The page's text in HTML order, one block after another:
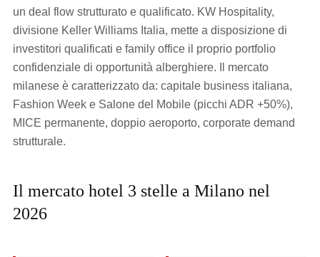
un deal flow strutturato e qualificato. KW Hospitality,
divisione Keller Williams Italia, mette a disposizione di
investitori qualificati e family office il proprio portfolio
confidenziale di opportunità alberghiere. Il mercato
milanese è caratterizzato da: capitale business italiana,
Fashion Week e Salone del Mobile (picchi ADR +50%),
MICE permanente, doppio aeroporto, corporate demand
strutturale.
Il mercato hotel 3 stelle a Milano nel
2026